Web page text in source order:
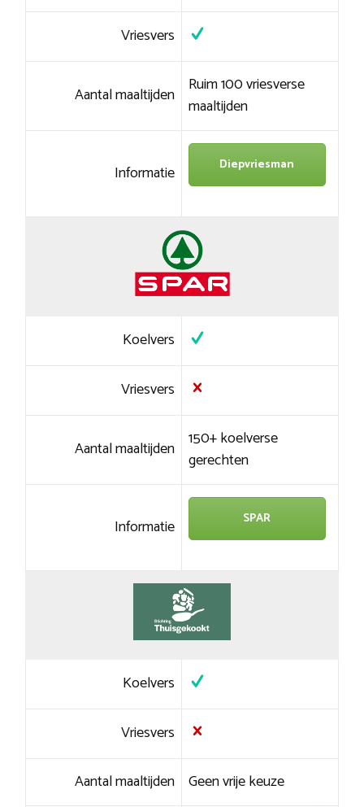
Vriesvers
Aantal maaltijden Ruim 100 vriesverse
maaltijden
Informatie Diepvriesman
Koelvers
Vriesvers
Aantal maaltijden 150+ koelverse
gerechten
Informatie SPAR
Koelvers
Vriesvers
Aantal maaltijden Geen vrije keuze